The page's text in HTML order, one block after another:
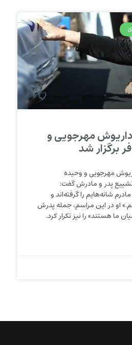
مهرجویی و
برگزار شد
مهرجویی و وحیده
پدر و مادرش گفت:
شانه‌هایم را گرفته‌اند و
او در این مراسم، جمله پدرش
ما هستند» را نیز تکرار کرد.